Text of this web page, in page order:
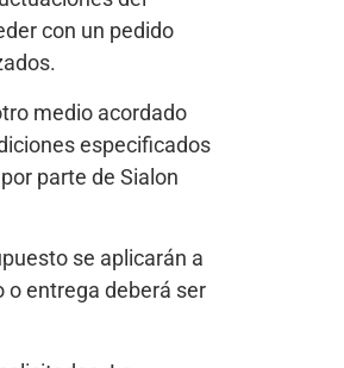
con un pedido
medio acordado
especificados
parte de Sialon
se aplicarán a
o entrega deberá ser